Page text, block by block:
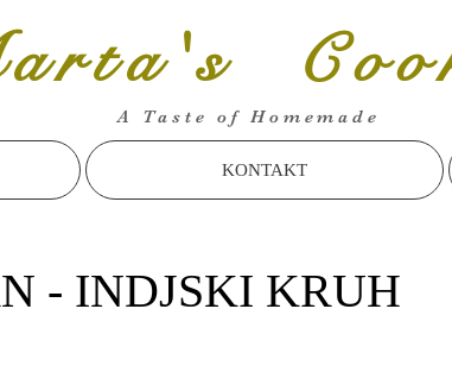
A Taste of Homemade
KONTAKT
- INDJSKI KRUH